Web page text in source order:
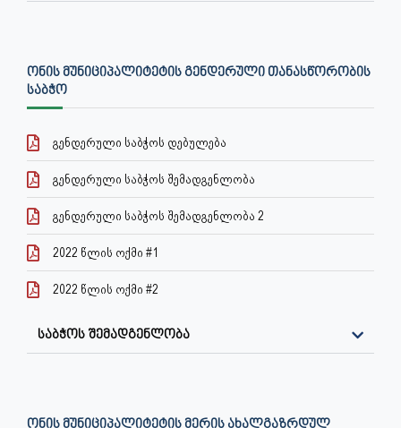
ᲝᲜᲘᲡ ᲛᲣᲜᲘᲪᲘᲞᲐᲚᲘᲢᲔᲢᲘᲡ ᲒᲔᲜᲓᲔᲠᲣᲚᲘ ᲗᲐᲜᲐᲡᲬᲝᲠᲝᲑᲘᲡ
ᲡᲐᲑᲭᲝ
გენდერული საბჭოს დებულება
გენდერული საბჭოს შემადგენლობა
გენდერული საბჭოს შემადგენლობა 2
2022 წლის ოქმი #1
2022 წლის ოქმი #2
საბჭოს შემადგენლობა
ᲝᲜᲘᲡ ᲛᲣᲜᲘᲪᲘᲞᲐᲚᲘᲢᲔᲢᲘᲡ ᲛᲔᲠᲘᲡ ᲐᲮᲐᲚᲒᲐᲖᲠᲓᲣᲚ